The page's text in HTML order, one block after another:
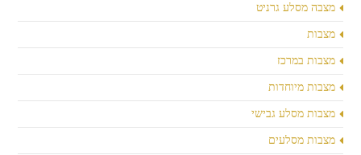
מצבה מסלע גרניט
מצבות
מצבות במרכז
מצבות מיוחדות
מצבות מסלע גבישי
מצבות מסלעים